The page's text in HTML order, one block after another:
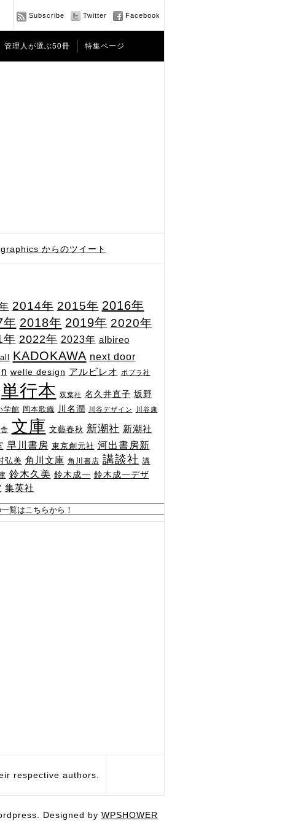
Subscribe Twitter Facebook
管理人が選ぶ50冊 特集ページ
からのツイート
2014年 2015年 2016年
年 2018年 2019年 2020年
年 2022年 2023年 albireo
KADOKAWA next door
welle design アルビレオ ポプラ社
単行本 双葉社 名久井直子 坂野
学館 岡本歌織 川名潤 川谷デザイン 川谷康
文庫 文藝春秋 新潮社 新潮社
早川書房 東京創元社 河出書房新
弘美 角川文庫 角川書店 講談社 講
鈴木久美 鈴木成一 鈴木成一デザ
集英社
respective authors.
Designed by WPSHOWER